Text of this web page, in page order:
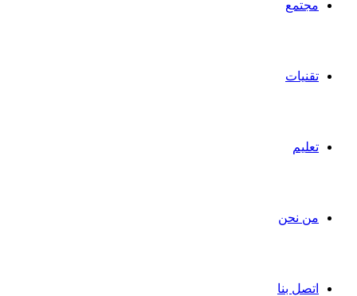
مجتمع
تقنيات
تعليم
من نحن
اتصل بنا